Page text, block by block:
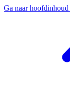
Ga naar hoofdinhoud